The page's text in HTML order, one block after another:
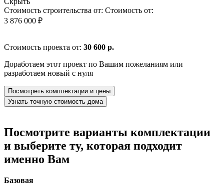
Стоимость строительства от: Стоимость от:
3 876 000 ₽
Стоимость проекта от: 30 600 р.
Доработаем этот проект по Вашим пожеланиям или
разработаем новый с нуля
Посмотреть комплектации и цены
Узнать точную стоимость дома
Посмотрите варианты комплектации
и выберите ту, которая подходит
именно Вам
Базовая